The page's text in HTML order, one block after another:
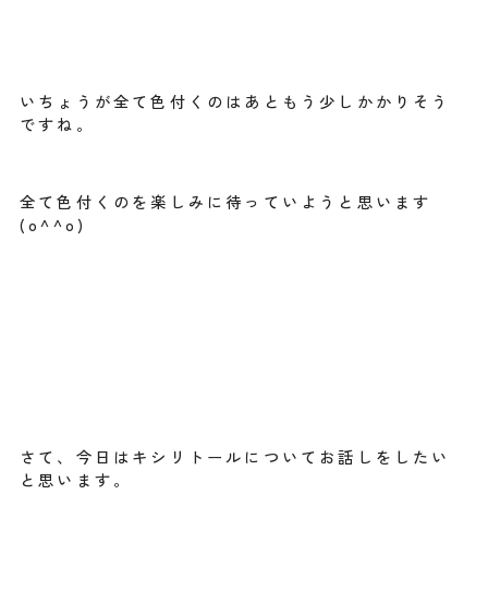
いちょうが全て色付くのはあともう少しかかりそう
ですね。
全て色付くのを楽しみに待っていようと思います
(o^^o)
さて、今日はキシリトールについてお話しをしたい
と思います。